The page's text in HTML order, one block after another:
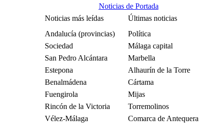
Noticias de Portada
Noticias más leídas
Últimas noticias
Andalucía (provincias)
Política
Sociedad
Málaga capital
San Pedro Alcántara
Marbella
Estepona
Alhaurín de la Torre
Benalmádena
Cártama
Fuengirola
Mijas
Rincón de la Victoria
Torremolinos
Vélez-Málaga
Comarca de Antequera